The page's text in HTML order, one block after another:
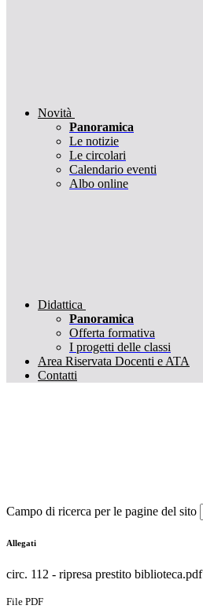
Novità
Panoramica
Le notizie
Le circolari
Calendario eventi
Albo online
Didattica
Panoramica
Offerta formativa
I progetti delle classi
Area Riservata Docenti e ATA
Contatti
Campo di ricerca per le pagine del sito
Allegati
circ. 112 - ripresa prestito biblioteca.pdf
File PDF